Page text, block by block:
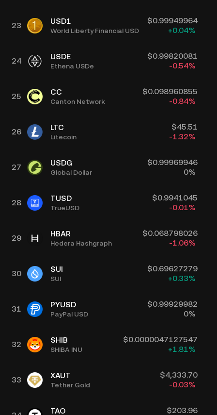
23 USD1
World Liberty Financial USD
$0.99949964
+0.04%
24 USDE
Ethena USDe
$0.99820081
-0.54%
25 CC
Canton Network
$0.098960855
-0.84%
26 LTC
Litecoin
$45.51
-1.32%
27 USDG
Global Dollar
$0.99969946
0%
28 TUSD
TrueUSD
$0.9941045
-0.01%
29 HBAR
Hedera Hashgraph
$0.068798026
-1.06%
30 SUI
SUI
$0.69627279
+0.33%
31 PYUSD
PayPal USD
$0.99929982
0%
32 SHIB
SHIBA INU
$0.0000047127547
+1.81%
33 XAUT
Tether Gold
$4,333.70
-0.03%
TAO $203.96